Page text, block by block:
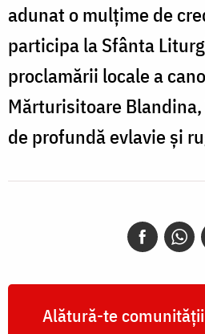
adunat o mulțime de
participa la Sfânta
proclamării locale a
Mărturisitoare
de profundă evlavie și
Alătură-te